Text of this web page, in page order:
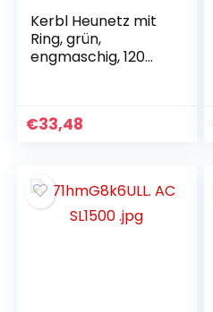
Kerbl Heunetz mit
Ring, grün,
engmaschig, 120
€33,48